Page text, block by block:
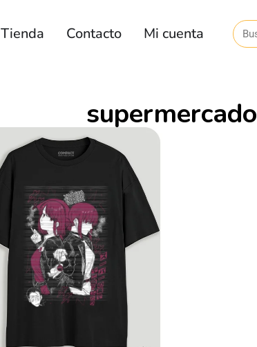
Tienda Contacto Mi cuenta
supermercado